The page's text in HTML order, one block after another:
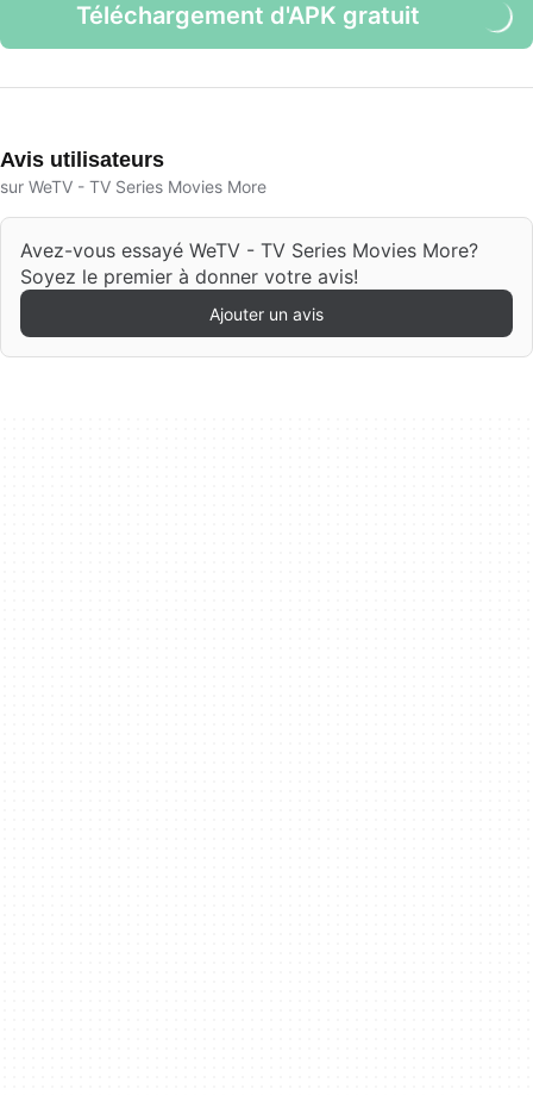
Téléchargement d'APK gratuit
Avis utilisateurs
sur WeTV - TV Series Movies More
Avez-vous essayé WeTV - TV Series Movies More?
Soyez le premier à donner votre avis!
Ajouter un avis